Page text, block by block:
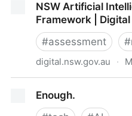
framework
NSW Artificial
Framework | Digital
#assessment #
digital.nsw.gov.au ·
Digital NSW
Enough.